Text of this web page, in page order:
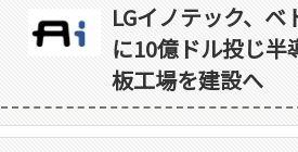
LGイノテック、ベ
に10億ドル投じ半
板工場を建設へ